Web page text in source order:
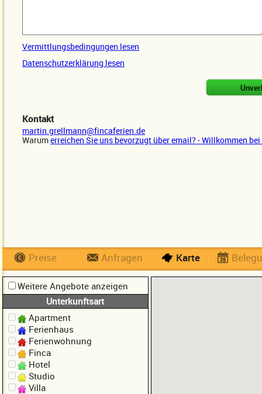
Vermittlungsbedingungen lesen
Datenschutzerklärung lesen
Kontakt
martin.grellmann@fincaferien.de
Warumerreichen Sie uns bevorzugt über email? - Willkommen
Preise Anfragen Karte
Weitere Angebote anzeigen
Unterkunftsart
Apartment
Ferienhaus
Ferienwohnung
Finca
Hotel
Studio
Villa